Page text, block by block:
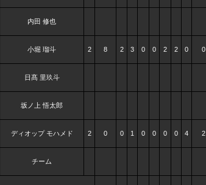
内田 修也
小堀 瑠斗 2 8 2 3 0 0 2 2 0 0
日髙 里玖斗
坂ノ上 悟太郎
ディオップ モハメド 2 0 0 1 0 0 0 0 4 2
チーム